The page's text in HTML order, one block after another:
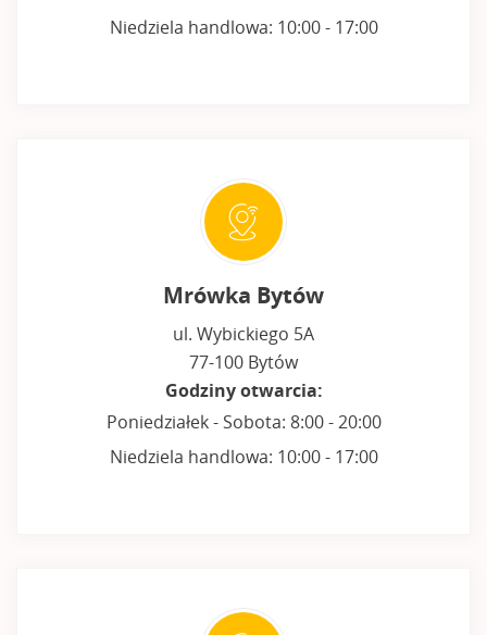
Niedziela handlowa: 10:00 - 17:00
Mrówka Bytów
ul. Wybickiego 5A
77-100 Bytów
Godziny otwarcia:
Poniedziałek - Sobota: 8:00 - 20:00
Niedziela handlowa: 10:00 - 17:00